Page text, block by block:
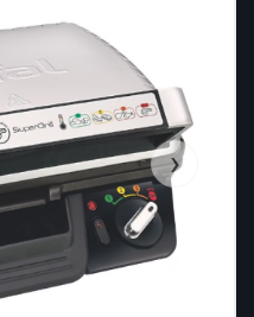
›